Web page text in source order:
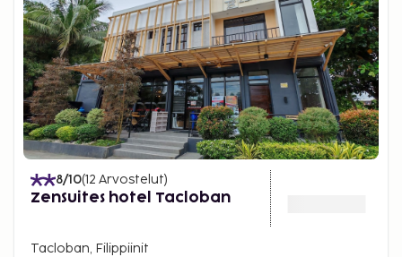
8/10(12 Arvostelut)
ZenSuites hotel Tacloban
Tacloban, Filippiinit